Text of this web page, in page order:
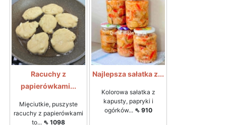
Racuchy z
papierówkami...
Mięciutkie, puszyste
racuchy z papierówkami
to... ⇖ 1098
Najlepsza sałatka z...
Kolorowa sałatka z
kapusty, papryki i
ogórków... ⇖ 910